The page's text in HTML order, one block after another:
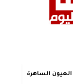
العيون الساهرة